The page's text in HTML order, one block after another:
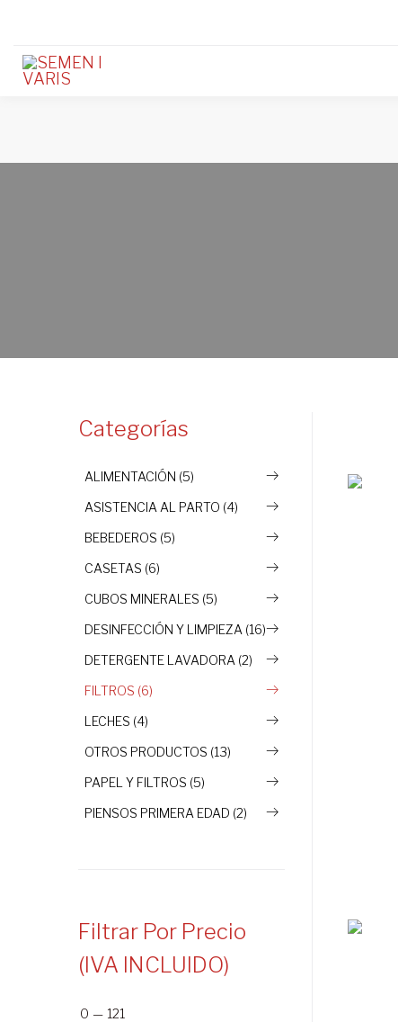
Categorías
ALIMENTACIÓN (5)
ASISTENCIA AL PARTO (4)
BEBEDEROS (5)
CASETAS (6)
CUBOS MINERALES (5)
DESINFECCIÓN Y LIMPIEZA (16)
DETERGENTE LAVADORA (2)
FILTROS (6)
LECHES (4)
OTROS PRODUCTOS (13)
PAPEL Y FILTROS (5)
PIENSOS PRIMERA EDAD (2)
Filtrar Por Precio
(IVA INCLUIDO)
0 — 121